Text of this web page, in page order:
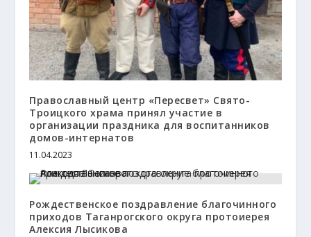
Православный центр «Пересвет» Свято-
Троицкого храма принял участие в
организации праздника для воспитанников
домов-интернатов
11.04.2023
Рождественское поздравление благочинного
приходов Таганрогского округа протоиерея
Алексия Лысикова